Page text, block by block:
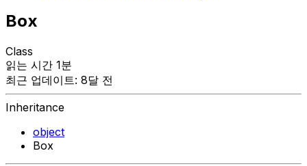
Box
Class
읽는 시간 1분
최근 업데이트: 8달 전
Inheritance
object
Box